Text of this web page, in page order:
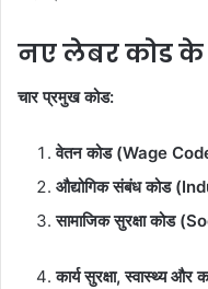
नए लेबर कोड
चार प्रमुख कोड:
वेतन कोड (Wage
औद्योगिक संबंध कोड
सामाजिक सुरक्षा कोड
कार्य सुरक्षा, स्वास्थ्य